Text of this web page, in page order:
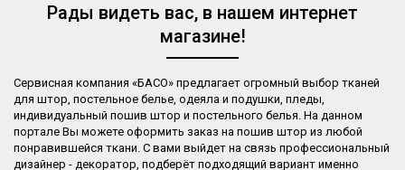
Рады видеть вас, в нашем интернет
магазине!
Сервисная компания «БАСО» предлагает огромный выбор тканей
для штор, постельное белье, одеяла и подушки, пледы,
индивидуальный пошив штор и постельного белья. На данном
портале Вы можете оформить заказ на пошив штор из любой
понравившейся ткани. С вами выйдет на связь профессиональный
дизайнер - декоратор, подберёт подходящий вариант именно